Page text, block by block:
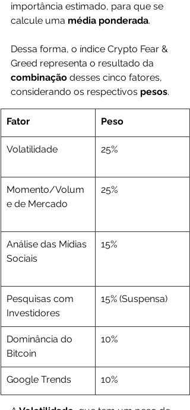
importância estimado, para que se
calcule uma média ponderada.
Dessa forma, o índice Crypto Fear &
Greed representa o resultado da
combinação desses cinco fatores,
considerando os respectivos pesos.
​Fator Peso
Volatilidade 25%
Momento/Volum
e de Mercado
25%
Análise das Mídias
Sociais
15%
Pesquisas com
Investidores
15% (Suspensa)
Dominância do
Bitcoin
10%
Google Trends 10%